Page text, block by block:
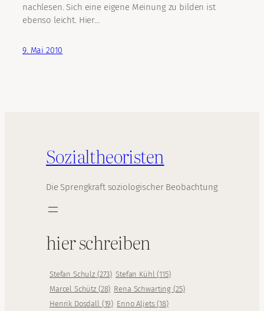
nachlesen. Sich eine eigene Meinung zu bilden ist
ebenso leicht. Hier…
9. Mai 2010
Sozialtheoristen
Die Sprengkraft soziologischer Beobachtung
hier schreiben
Stefan Schulz (273) Stefan Kühl(115)
Marcel Schütz (28) Rena Schwarting (25)
Henrik Dosdall (19) Enno Aljets(18)